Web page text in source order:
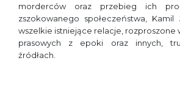
morderców oraz przebieg ich
zszokowanego społeczeństwa, Kamil
wszelkie istniejące relacje, rozproszone
prasowych z epoki oraz innych,
źródłach.